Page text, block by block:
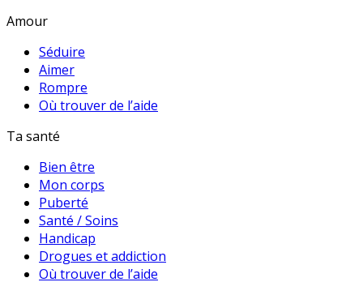
Amour
Séduire
Aimer
Rompre
Où trouver de l’aide
Ta santé
Bien être
Mon corps
Puberté
Santé / Soins
Handicap
Drogues et addiction
Où trouver de l’aide